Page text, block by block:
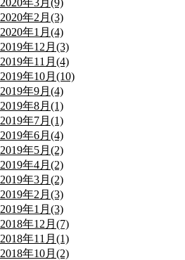
2020年3月(9)
2020年2月(3)
2020年1月(4)
2019年12月(3)
2019年11月(4)
2019年10月(10)
2019年9月(4)
2019年8月(1)
2019年7月(1)
2019年6月(4)
2019年5月(2)
2019年4月(2)
2019年3月(2)
2019年2月(3)
2019年1月(3)
2018年12月(7)
2018年11月(1)
2018年10月(2)